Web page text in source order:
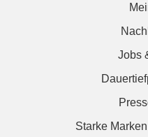
Jobs
Starke